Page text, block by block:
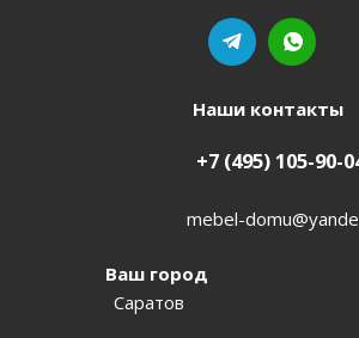
Наши контакты
+7 (495) 105-90-
mebel-
Ваш город
Саратов